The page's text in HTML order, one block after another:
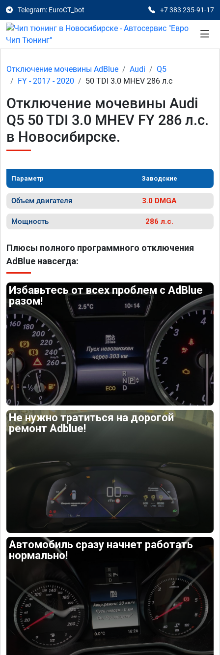
Telegram: EuroCT_bot +7 383 235-91-17
Отключение мочевины AdBlue Audi
Q5
FY - 2017 - 2020
50 TDI 3.0 MHEV 286 л.с
Отключение мочевины Audi
Q5 50 TDI 3.0 MHEV FY 286 л.с.
в Новосибирске.
Параметр Заводские
Объем двигателя 3.0 DMGA
Мощность 286 л.с.
Плюсы полного программного отключения
AdBlue навсегда:
Избавьтесь от всех проблем с AdBlue
разом!
Не нужно тратиться на дорогой
ремонт Adblue!
Автомобиль сразу начнет работать
нормально!